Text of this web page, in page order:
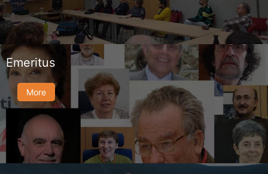
Emeritus
More